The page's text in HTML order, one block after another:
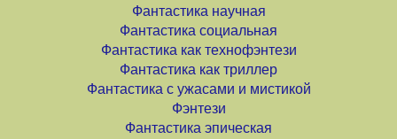
Фантастика научная
Фантастика социальная
Фантастика как технофэнтези
Фантастика как триллер
Фантастика с ужасами и мистикой
Фэнтези
Фантастика эпическая